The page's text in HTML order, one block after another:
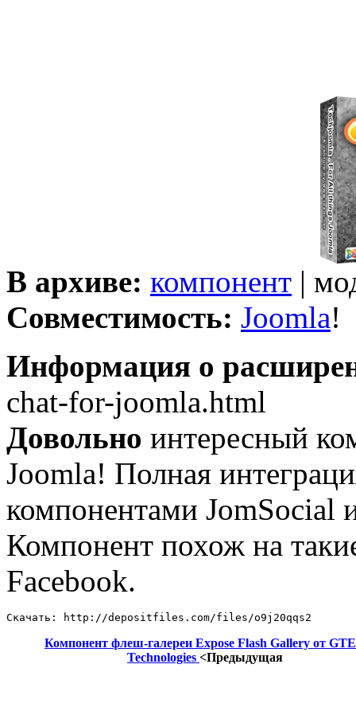
В архиве: компонент |
Совместимость: Joomla!
Информация о
chat-for-joomla.html
Довольно интересный
Joomla! Полная
компонентами JomSocial
Компонент похож на
Facebook.
Скачать: http://depositfiles.com/files/o9j20qqs2
Компонент флеш-галереи Expose Flash Gallery от
Technologies <Предыдущая